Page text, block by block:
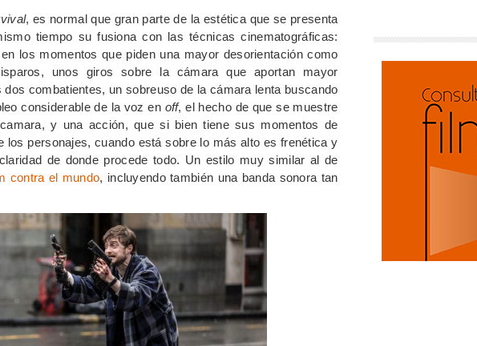
, es normal que gran parte de la estética que se presenta
tiempo su fusiona con las técnicas cinematográficas:
los momentos que piden una mayor desorientación como
unos giros sobre la cámara que aportan mayor
combatientes, un sobreuso de la cámara lenta buscando
considerable de la voz en off, el hecho de que se muestre
y una acción, que si bien tiene sus momentos de
personajes, cuando está sobre lo más alto es frenética y
de donde procede todo. Un estilo muy similar al de
contra el mundo, incluyendo también una banda sonora tan